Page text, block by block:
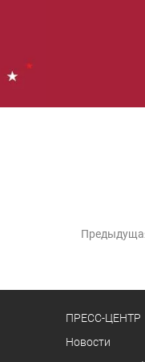
ПРЕСС-ЦЕНТР
Новости